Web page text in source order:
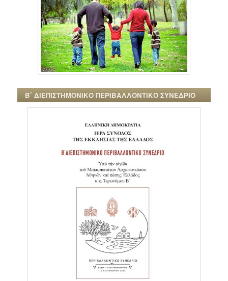
Β΄ ΔΙΕΠΙΣΤΗΜΟΝΙΚΟ ΠΕΡΙΒΑΛΛΟΝΤΙΚΟ ΣΥΝΕΔΡΙΟ